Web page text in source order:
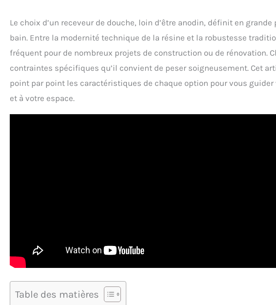
Le choix d’un receveur de douche, loin d’être anodin, définit en
bain. Entre la modernité technique de la résine et la robustesse
fréquent pour de nombreux projets de construction ou de rénovation.
contraintes spécifiques qu’il convient de peser soigneusement. Cet
point par point les caractéristiques de chaque option pour vous
et à votre espace.
Table des matières